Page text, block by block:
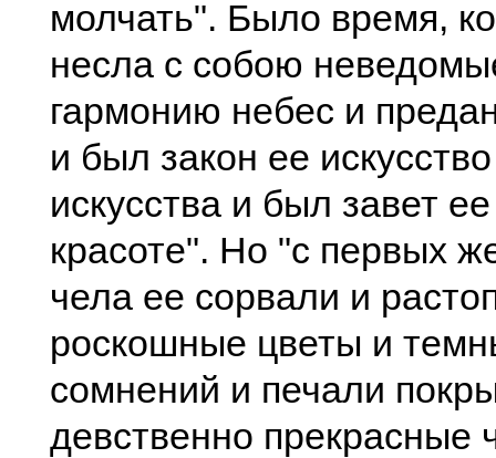
молчать". Было время,
несла с собою
гармонию небес и
и был закон ее
искусства и был завет
красоте". Но "с первых
чела ее сорвали и
роскошные цветы и
сомнений и печали
девственно прекрасные